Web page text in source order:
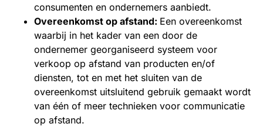
consumenten en ondernemers aanbiedt.
Overeenkomst op afstand: Een overeenkomst
waarbij in het kader van een door de
ondernemer georganiseerd systeem voor
verkoop op afstand van producten en/of
diensten, tot en met het sluiten van de
overeenkomst uitsluitend gebruik gemaakt wordt
van één of meer technieken voor communicatie
op afstand.